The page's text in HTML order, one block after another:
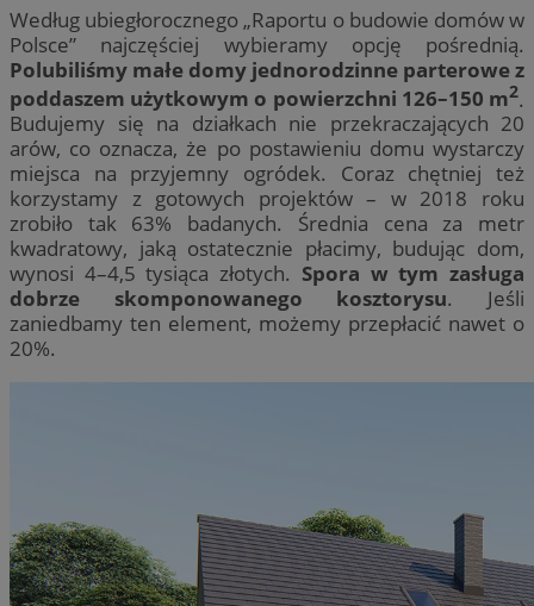
Według ubiegłorocznego „Raportu o budowie domów w
Polsce” najczęściej wybieramy opcję pośrednią.
Polubiliśmy małe domy jednorodzinne parterowe z
poddaszem użytkowym o powierzchni 126–150 m2.
Budujemy się na działkach nie przekraczających 20
arów, co oznacza, że po postawieniu domu wystarczy
miejsca na przyjemny ogródek. Coraz chętniej też
korzystamy z gotowych projektów – w 2018 roku
zrobiło tak 63% badanych. Średnia cena za metr
kwadratowy, jaką ostatecznie płacimy, budując dom,
wynosi 4–4,5 tysiąca złotych. Spora w tym zasługa
dobrze skomponowanego kosztorysu. Jeśli
zaniedbamy ten element, możemy przepłacić nawet o
20%.